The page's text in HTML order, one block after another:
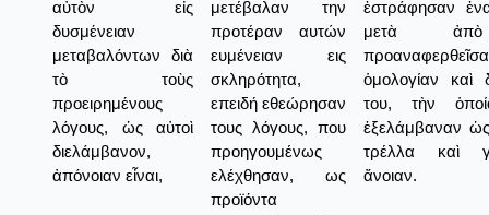
αὐτὸν εἰς
δυσμένειαν
μεταβαλόντων διὰ
τὸ τοὺς
προειρημένους
λόγους, ὡς αὐτοὶ
διελάμβανον,
ἀπόνοιαν εἶναι,
μετέβαλαν την
προτέραν αυτών
ευμένειαν εις
σκληρότητα,
επειδή εθεώρησαν
τους λόγους, που
προηγουμένως
ελέχθησαν, ως
προϊόντα
ἐστράφησαν
μετὰ
ὁμολογίαν καὶ
του, τὴν
ἐξελάμβαναν
τρέλλα καὶ
ἄνοιαν.